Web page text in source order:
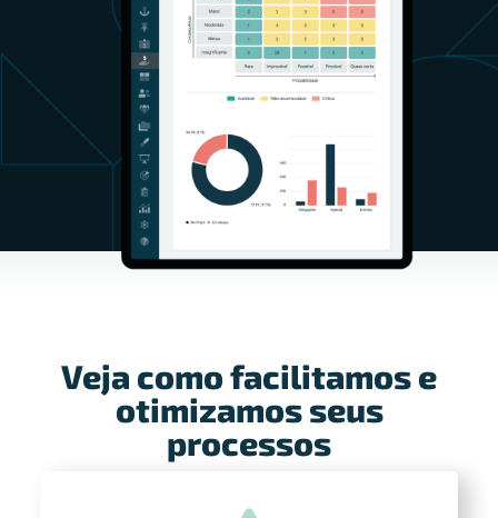
Veja como facilitamos e
otimizamos seus
processos​